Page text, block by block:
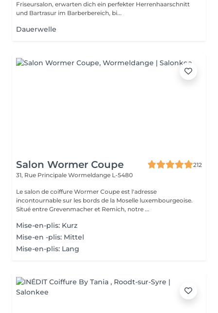
Friseursalon, erwarten dich ein perfekter Herrenhaarschnitt
und Bartrasur im Barberbereich, bi...
Dauerwelle
Salon Wormer Coupe
212
31, Rue Principale Wormeldange L-5480
Le salon de coiffure Wormer Coupe est l'adresse
incontournable sur les bords de la Moselle luxembourgeoise.
Situé entre Grevenmacher et Remich, notre ...
Mise-en-plis: Kurz
Mise-en -plis: Mittel
Mise-en-plis: Lang